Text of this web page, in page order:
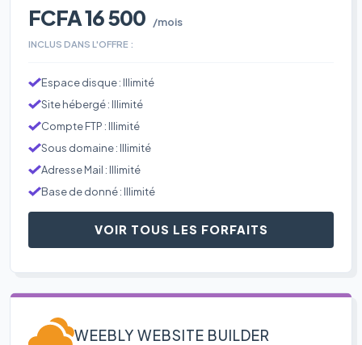
FCFA 16 500 /mois
INCLUS DANS L'OFFRE :
Espace disque : Illimité
Site hébergé : Illimité
Compte FTP : Illimité
Sous domaine : Illimité
Adresse Mail : Illimité
Base de donné : Illimité
VOIR TOUS LES FORFAITS
WEEBLY WEBSITE BUILDER